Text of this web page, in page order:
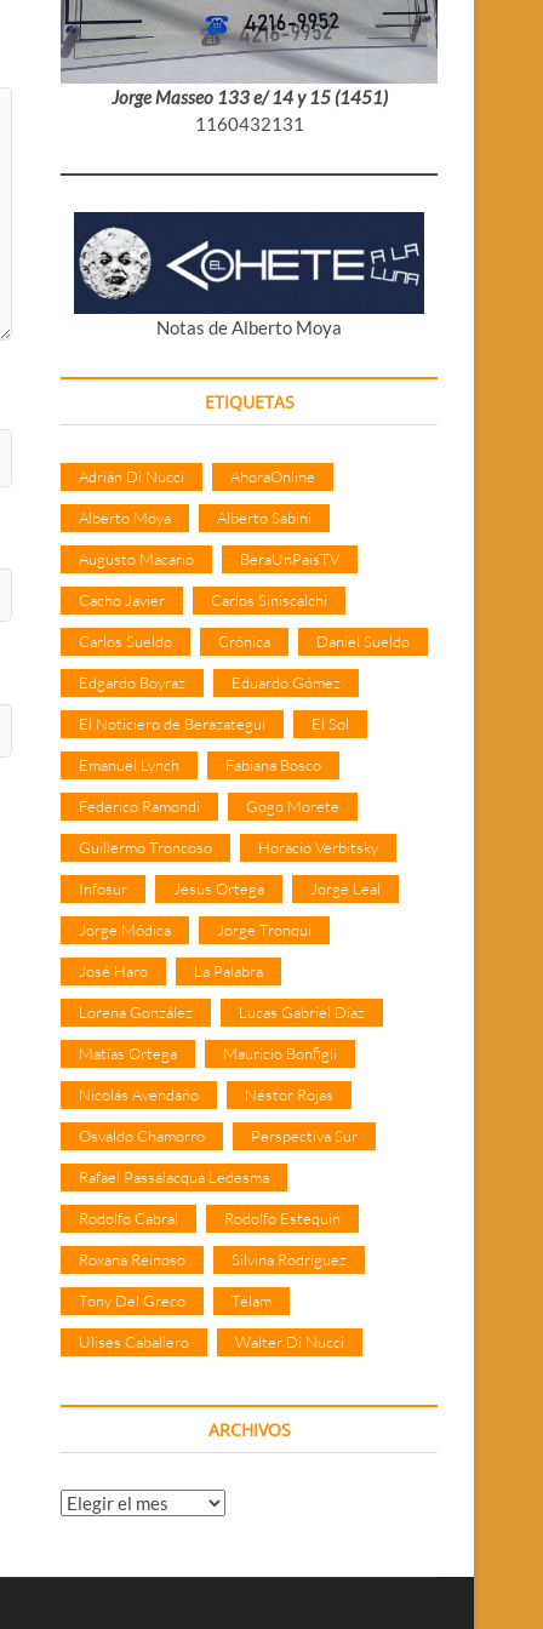
Jorge Masseo 133 e/ 14 y 15 (1451)
1160432131
Notas de Alberto Moya
ETIQUETAS
Adrián Di Nucci AhoraOnline
Alberto Moya Alberto Sabini
Augusto Macario BeraUnPaisTV
Cacho Javier Carlos Siniscalchi
Carlos Sueldo Crónica Daniel Sueldo
Edgardo Boyraz Eduardo Gómez
El Noticiero de Berazategui El Sol
Emanuel Lynch Fabiana Bosco
Federico Ramondi Gogo Morete
Guillermo Troncoso Horacio Verbitsky
Infosur Jesús Ortega Jorge Leal
Jorge Módica Jorge Tronqui
José Haro La Palabra
Lorena González Lucas Gabriel Díaz
Matías Ortega Mauricio Bonfigli
Nicolás Avendaño Néstor Rojas
Osvaldo Chamorro Perspectiva Sur
Rafael Passalacqua Ledesma
Rodolfo Cabral Rodolfo Estequin
Roxana Reinoso Silvina Rodríguez
Tony Del Greco Télam
Ulises Caballero Walter Di Nucci
ARCHIVOS
Archivos